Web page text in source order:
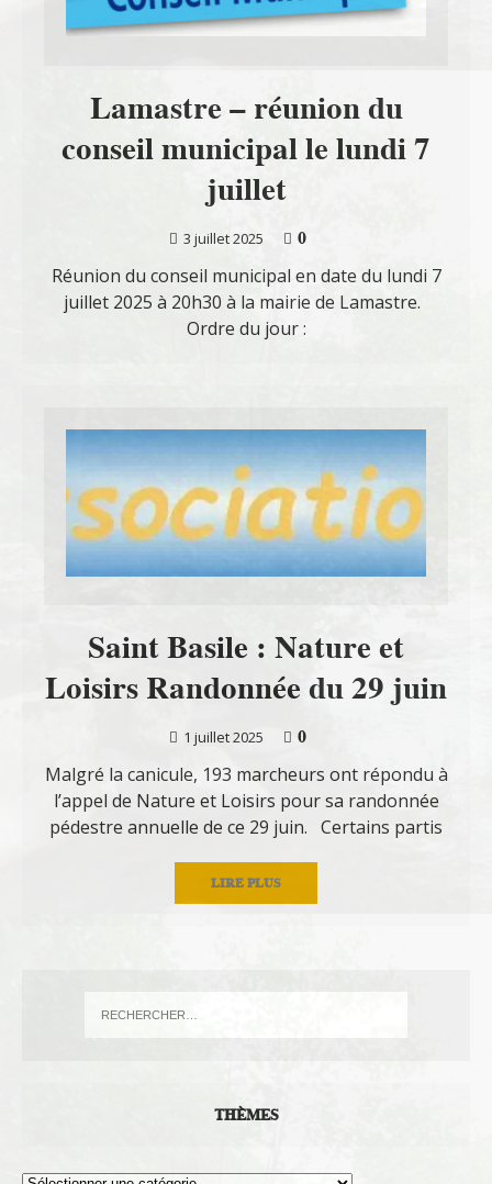
Lamastre – réunion du
conseil municipal le lundi 7
juillet
3 juillet 2025
0
Réunion du conseil municipal en date du lundi 7
juillet 2025 à 20h30 à la mairie de Lamastre.
Ordre du jour :
Saint Basile : Nature et
Loisirs Randonnée du 29 juin
1 juillet 2025
0
Malgré la canicule, 193 marcheurs ont répondu à
l’appel de Nature et Loisirs pour sa randonnée
pédestre annuelle de ce 29 juin. Certains partis
LIRE PLUS
THÈMES